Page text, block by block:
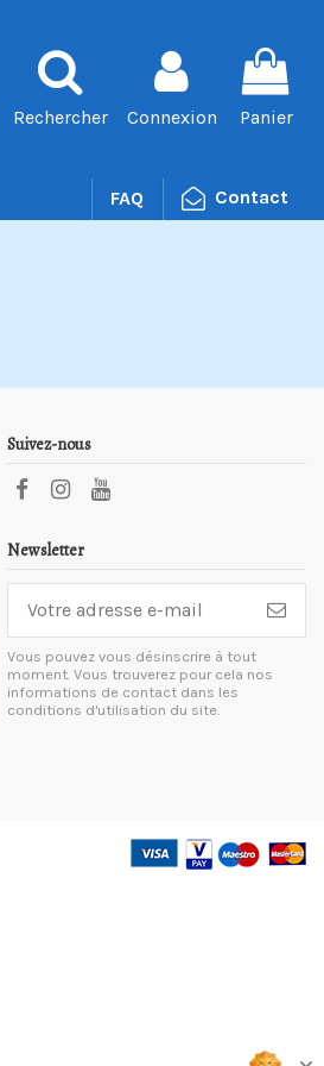
Rechercher Connexion Panier
Contact
FAQ
Suivez-nous
Newsletter
Vous pouvez vous désinscrire à tout
moment. Vous trouverez pour cela nos
informations de contact dans les
conditions d'utilisation du site.